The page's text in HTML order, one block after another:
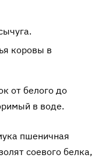
коровы в
от белого до
в воде.
пшеничная
соевого белка,